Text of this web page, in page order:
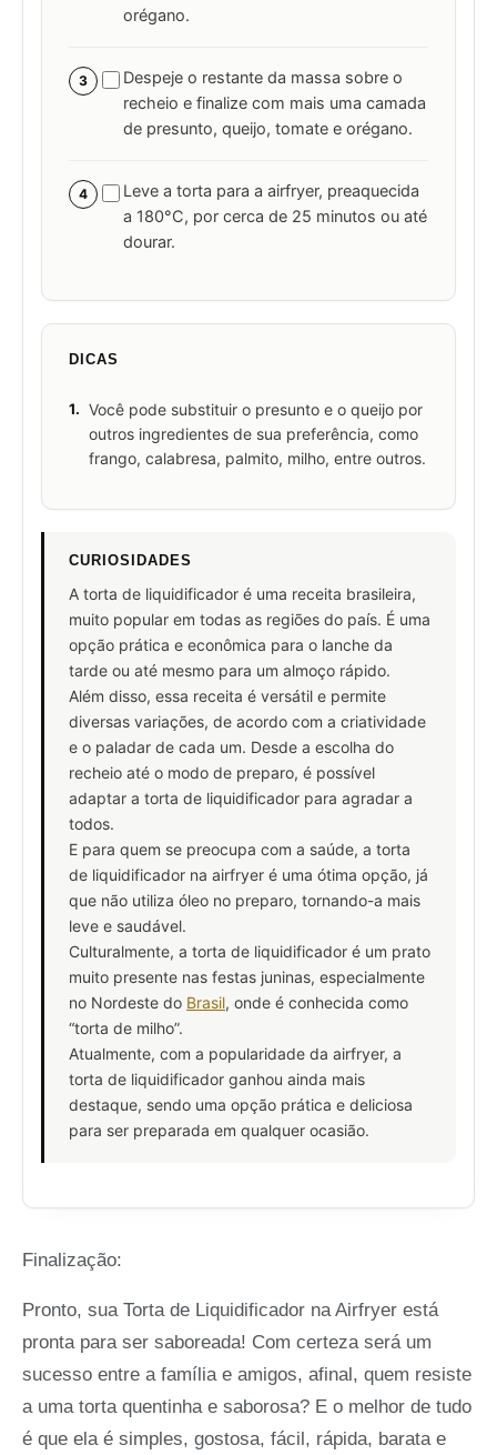
orégano.
3
Despeje o restante da massa sobre o
recheio e finalize com mais uma camada
de presunto, queijo, tomate e orégano.
4
Leve a torta para a airfryer, preaquecida
a 180°C, por cerca de 25 minutos ou até
dourar.
DICAS
1. Você pode substituir o presunto e o queijo por
outros ingredientes de sua preferência, como
frango, calabresa, palmito, milho, entre outros.
CURIOSIDADES
A torta de liquidificador é uma receita brasileira,
muito popular em todas as regiões do país. É uma
opção prática e econômica para o lanche da
tarde ou até mesmo para um almoço rápido.
Além disso, essa receita é versátil e permite
diversas variações, de acordo com a criatividade
e o paladar de cada um. Desde a escolha do
recheio até o modo de preparo, é possível
adaptar a torta de liquidificador para agradar a
todos.
E para quem se preocupa com a saúde, a torta
de liquidificador na airfryer é uma ótima opção, já
que não utiliza óleo no preparo, tornando-a mais
leve e saudável.
Culturalmente, a torta de liquidificador é um prato
muito presente nas festas juninas, especialmente
no Nordeste do Brasil, onde é conhecida como
“torta de milho”.
Atualmente, com a popularidade da airfryer, a
torta de liquidificador ganhou ainda mais
destaque, sendo uma opção prática e deliciosa
para ser preparada em qualquer ocasião.
Finalização:
Pronto, sua Torta de Liquidificador na Airfryer está
pronta para ser saboreada! Com certeza será um
sucesso entre a família e amigos, afinal, quem resiste
a uma torta quentinha e saborosa? E o melhor de tudo
é que ela é simples, gostosa, fácil, rápida, barata e